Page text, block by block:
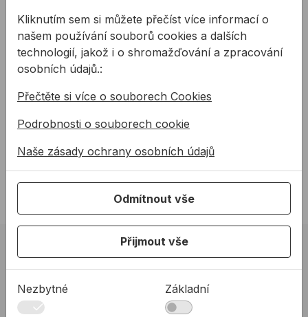
Matice a podložky
Už víte jakou šroub
také vědět jako použít
matici a podložku? V této
části si povíme vše o
využití matic a podložek v
praxi.
allmedia@allmedia.sk
allmediasro (po-ne 7-22 h)
Kliknutím sem si můžete přečíst více informací o
našem používání souborů cookies a dalších
technologií, jakož i o shromažďování a zpracování
osobních údajů.:
Přečtěte si více o souborech Cookies
Podrobnosti o souborech cookie
Naše zásady ochrany osobních údajů
Odmítnout vše
Přijmout vše
Nezbytné Základní